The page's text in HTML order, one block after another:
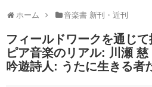
ホーム 音楽書 新刊・近刊
フィールドワークを通じ
ピア音楽のリアル: 川瀬
吟遊詩人: うたに生きる者